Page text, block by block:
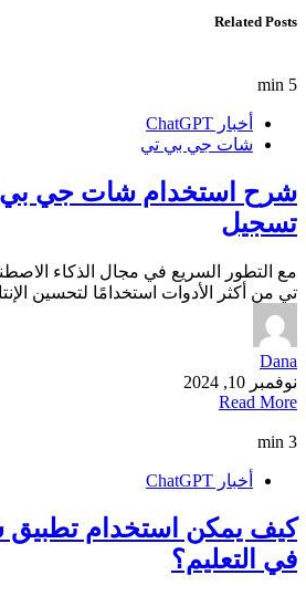
Related Posts
5 min
أخبار ChatGPT
شات جي بي تي
شرح استخدام شات جي بي
تسجيل
مع التطور السريع في مجال الذكاء
تي من أكثر الأدوات استخدامًا لتحسين
Dana
نوفمبر 10, 2024
Read More
3 min
أخبار ChatGPT
كيف يمكن استخدام
في التعليم؟